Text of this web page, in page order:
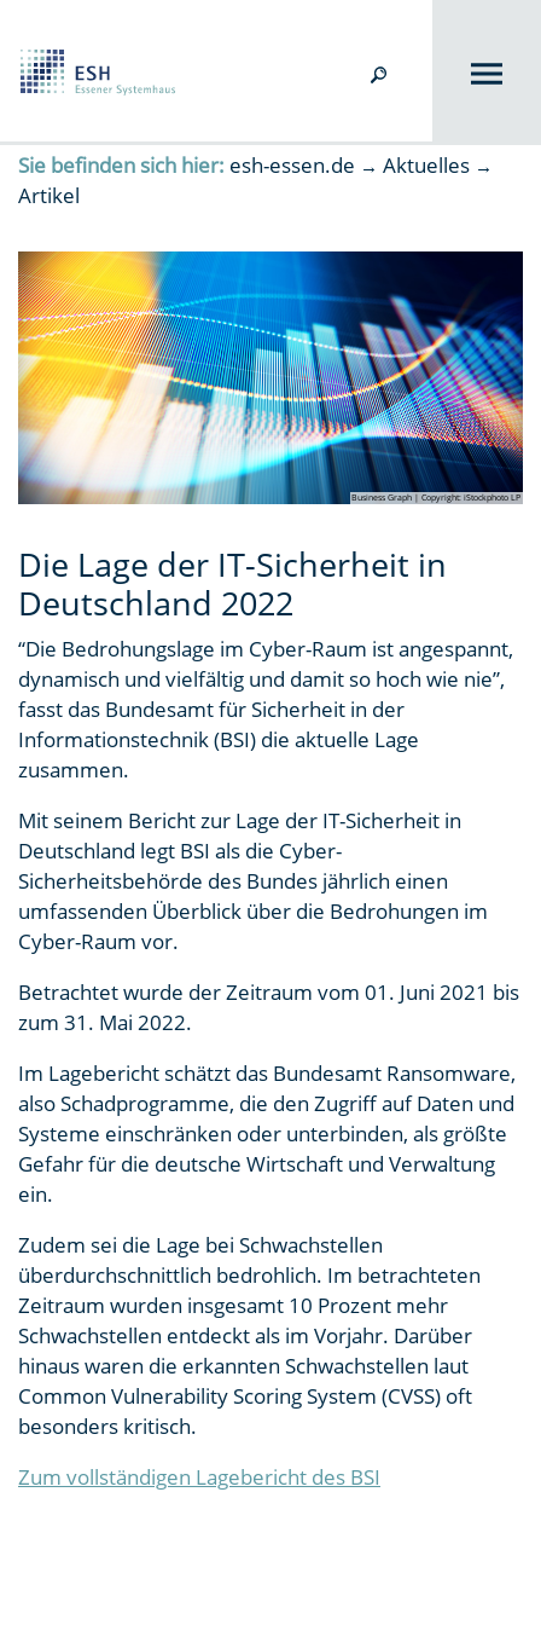
Sie befinden sich hier: esh-essen.de → Aktuelles →
Artikel
Business Graph | Copyright: iStockphoto LP
Die Lage der IT-Sicherheit in
Deutschland 2022
“Die Bedrohungslage im Cyber-Raum ist angespannt,
dynamisch und vielfältig und damit so hoch wie nie”,
fasst das Bundesamt für Sicherheit in der
Informationstechnik (BSI) die aktuelle Lage
zusammen.
Mit seinem Bericht zur Lage der IT-Sicherheit in
Deutschland legt BSI als die Cyber-
Sicherheitsbehörde des Bundes jährlich einen
umfassenden Überblick über die Bedrohungen im
Cyber-Raum vor.
Betrachtet wurde der Zeitraum vom 01. Juni 2021 bis
zum 31. Mai 2022.
Im Lagebericht schätzt das Bundesamt Ransomware,
also Schadprogramme, die den Zugriff auf Daten und
Systeme einschränken oder unterbinden, als größte
Gefahr für die deutsche Wirtschaft und Verwaltung
ein.
Zudem sei die Lage bei Schwachstellen
überdurchschnittlich bedrohlich. Im betrachteten
Zeitraum wurden insgesamt 10 Prozent mehr
Schwachstellen entdeckt als im Vorjahr. Darüber
hinaus waren die erkannten Schwachstellen laut
Common Vulnerability Scoring System (CVSS) oft
besonders kritisch.
Zum vollständigen Lagebericht des BSI